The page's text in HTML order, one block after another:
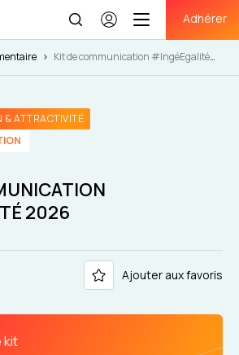
Se
connecter
Adhérer
> Kit de communication #IngéEgalité
& ATTRACTIVITÉ
2026
Ajouter aux favoris
kit